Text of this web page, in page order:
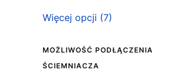
Barwa światła
Więcej opcji (7)
MOŻLIWOŚĆ PODŁĄCZENIA
ŚCIEMNIACZA